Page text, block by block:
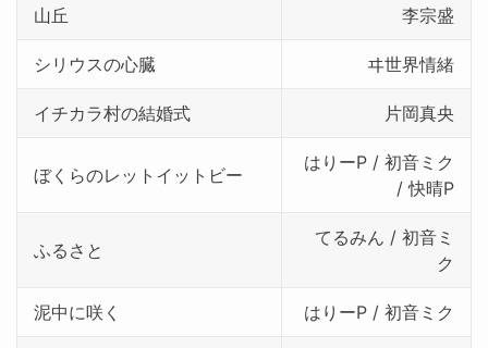
山丘 李宗盛
シリウスの心臓 ヰ世界情緒
イチカラ村の結婚式 片岡真央
ぼくらのレットイットビー
はりーP / 初音ミク
/ 快晴P
ふるさと
てるみん / 初音ミ
ク
泥中に咲く はりーP / 初音ミク